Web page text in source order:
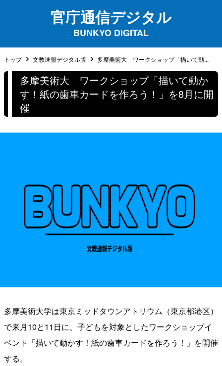
官庁通信デジタル
BUNKYO DIGITAL
トップ 文教速報デジタル版 多摩美術大 ワークショップ「描いて動...
多摩美術大 ワークショップ「描いて動か
す！紙の歯車カードを作ろう！」を8月に開
催
多摩美術大学は東京ミッドタウンアトリウム（東京都港区）
で来月10と11日に、子どもを対象としたワークショップイ
ベント「描いて動かす！紙の歯車カードを作ろう！」を開催
する。